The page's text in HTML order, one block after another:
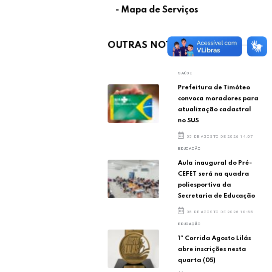
- Mapa de Serviços
OUTRAS NOTÍCIAS
SAÚDE
Prefeitura de Timóteo
convoca moradores para
atualização cadastral
no SUS
05 DE AGOSTO DE 2026 14:07
EDUCAÇÃO
Aula inaugural do Pré-
CEFET será na quadra
poliesportiva da
Secretaria de Educação
05 DE AGOSTO DE 2026 10:55
EDUCAÇÃO
1ª Corrida Agosto Lilás
abre inscrições nesta
quarta (05)